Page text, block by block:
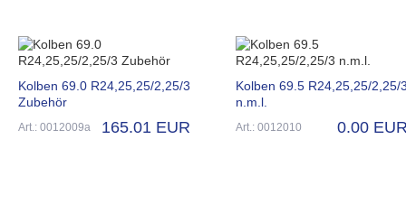
Kolben 69.0 R24,25,25/2,25/3
Zubehör
Art.: 0012009a 165.01 EUR
Kolben 69.5 R24,25,25/2,25/
n.m.l.
Art.: 0012010 0.00